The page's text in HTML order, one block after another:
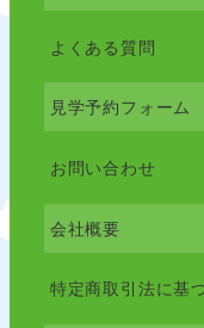
よくある質問
見学予約フォーム
お問い合わせ
会社概要
特定商取引法に基